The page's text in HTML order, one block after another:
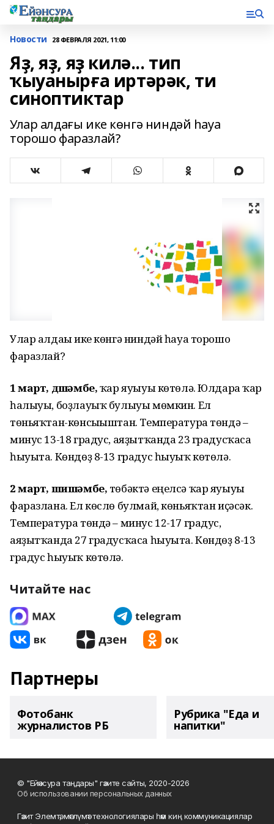
Новости 28 ФЕВРАЛЯ 2021, 11:00
Яҙ, яҙ, яҙ килә... тип
ҡыуанырға иртәрәк, ти
синоптиктар
Улар алдағы ике көнгә ниндәй һауа
торошо фаразлай?
Улар алдағы ике көнгә ниндәй һауа торошо
фаразлай?
1 март, дүшәмбе,ҡар яуыуы көтөлә. Юлдарға ҡар
һалыуы, боҙлауыҡ булыуы мөмкин. Ел
төньяҡтан-көнсығыштан. Температура төндә –
минус 13-18 градус, аяҙытҡанда 23 градусҡаса
һыуыта. Көндөҙ 8-13 градус һыуыҡ көтөлә.
2 март, шишәмбе, төбәктә еңелсә ҡар яуыуы
фаразлана. Ел көслө булмай, көньяҡтан иҫәсәк.
Температура төндә – минус 12-17 градус,
аяҙытҡанда 27 градусҡаса һыуыта. Көндөҙ 8-13
градус һыуыҡ көтөлә.
Читайте нас
Партнеры
Фотобанк
журналистов РБ
Рубрика "Еда и
напитки"
© "Ейәнсура таңдары" гәзите сайты, 2020-2026
Об использовании персональных данных
Гәзит Элемтә, мәғлүмәт технологиялары һәм киң коммуникациялар